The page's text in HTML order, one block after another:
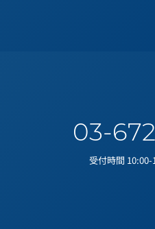
03-
受付時間 10:00-